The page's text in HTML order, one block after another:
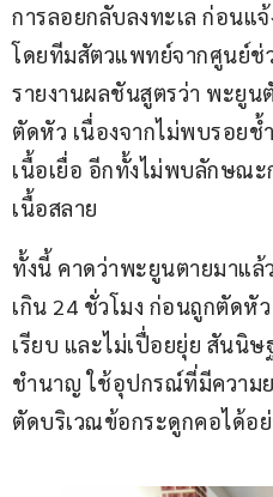
การลอยกลับลงทะเล ก่อนแ
โดยทีมสัตวแพทย์จากศูนย์ช่
รายงานผลชันสูตรว่า พะยูน
ตัดหัว เนื่องจากไม่พบรอยช้
เนื้อเยื่อ อีกทั้งไม่พบลักษณ
เนื้อสลาย
ทั้งนี้ คาดว่าพะยูนตายมาแล้
เกิน 24 ชั่วโมง ก่อนถูกตัด
เรียบ และไม่เปื่อยยุ่ย สันนิ
ชำนาญ ใช้อุปกรณ์ที่มีความ
ตัดบริเวณข้อกระดูกคอได้อ